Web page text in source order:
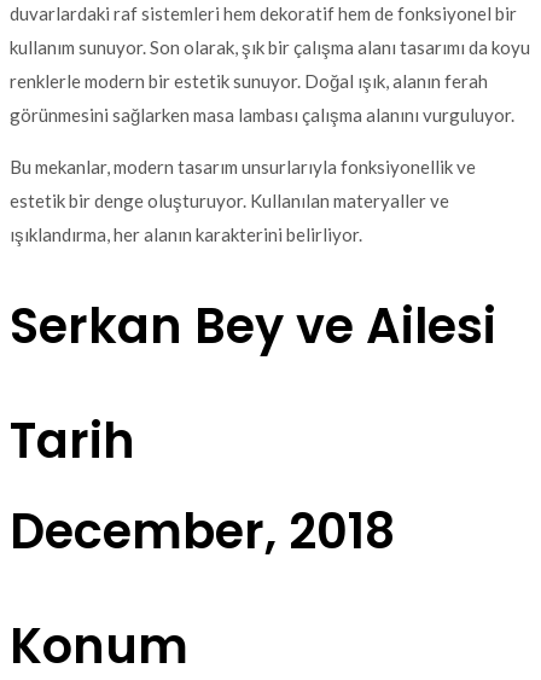
duvarlardaki raf sistemleri hem dekoratif hem de fonksiyonel bir
kullanım sunuyor. Son olarak, şık bir çalışma alanı tasarımı da koyu
renklerle modern bir estetik sunuyor. Doğal ışık, alanın ferah
görünmesini sağlarken masa lambası çalışma alanını vurguluyor.
Bu mekanlar, modern tasarım unsurlarıyla fonksiyonellik ve
estetik bir denge oluşturuyor. Kullanılan materyaller ve
ışıklandırma, her alanın karakterini belirliyor.
Serkan Bey ve Ailesi
Tarih
December, 2018
Konum